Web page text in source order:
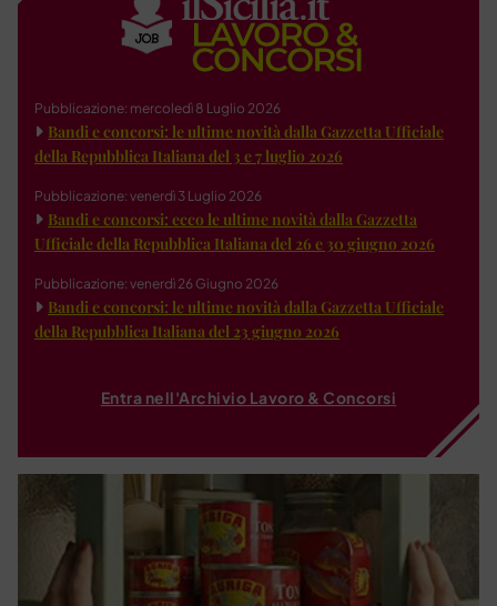
Pubblicazione: mercoledì 8 Luglio 2026
Bandi e concorsi: le ultime novità dalla Gazzetta Ufficiale
della Repubblica Italiana del 3 e 7 luglio 2026
Pubblicazione: venerdì 3 Luglio 2026
Bandi e concorsi: ecco le ultime novità dalla Gazzetta
Ufficiale della Repubblica Italiana del 26 e 30 giugno 2026
Pubblicazione: venerdì 26 Giugno 2026
Bandi e concorsi: le ultime novità dalla Gazzetta Ufficiale
della Repubblica Italiana del 23 giugno 2026
Entra nell'Archivio Lavoro & Concorsi